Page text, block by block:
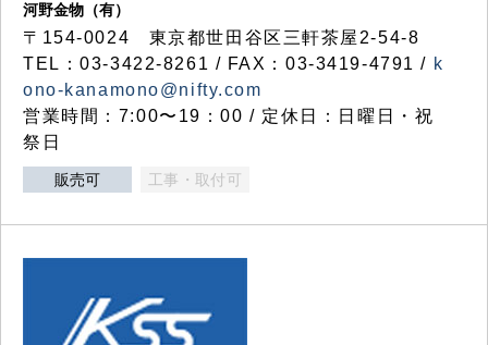
河野金物（有）
〒154-0024 東京都世田谷区三軒茶屋2-54-8
TEL：03-3422-8261 / FAX：03-3419-4791 / k
ono-kanamono@nifty.com
営業時間：7:00〜19：00 / 定休日：日曜日・祝
祭日
販売可 工事・取付可